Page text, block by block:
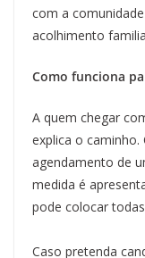
com a
acolhimento
Como funciona
A quem chegar
explica o
agendamento de
medida é
pode colocar
Caso pretenda